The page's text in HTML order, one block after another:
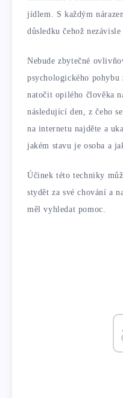
jídlem. S každým
důsledku čehož
Nebude zbytečné
psychologického pohybu
natočit opilého člověka
následující den, z čeho
na internetu najděte a
jakém stavu je osoba a
Účinek této techniky
stydět za své chování a
měl vyhledat pomoc.